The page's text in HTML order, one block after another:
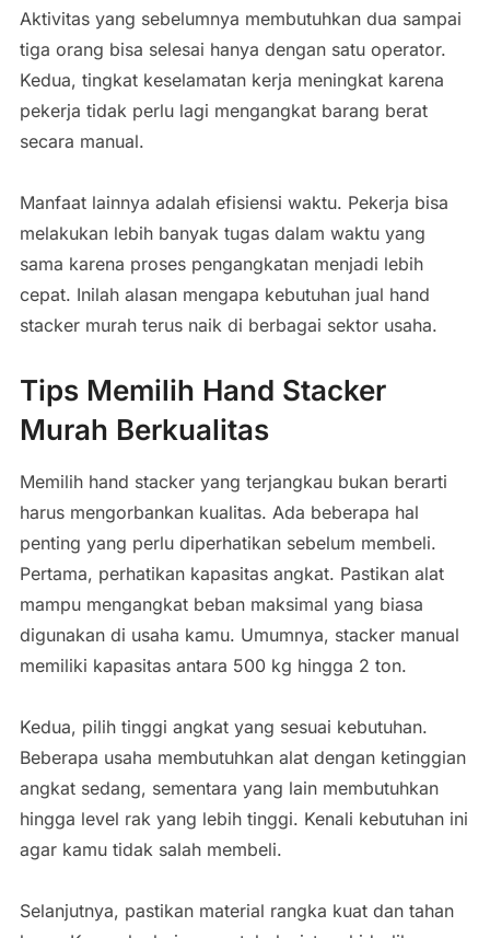
Aktivitas yang sebelumnya membutuhkan dua sampai
tiga orang bisa selesai hanya dengan satu operator.
Kedua, tingkat keselamatan kerja meningkat karena
pekerja tidak perlu lagi mengangkat barang berat
secara manual.
Manfaat lainnya adalah efisiensi waktu. Pekerja bisa
melakukan lebih banyak tugas dalam waktu yang
sama karena proses pengangkatan menjadi lebih
cepat. Inilah alasan mengapa kebutuhan jual hand
stacker murah terus naik di berbagai sektor usaha.
Tips Memilih Hand Stacker
Murah Berkualitas
Memilih hand stacker yang terjangkau bukan berarti
harus mengorbankan kualitas. Ada beberapa hal
penting yang perlu diperhatikan sebelum membeli.
Pertama, perhatikan kapasitas angkat. Pastikan alat
mampu mengangkat beban maksimal yang biasa
digunakan di usaha kamu. Umumnya, stacker manual
memiliki kapasitas antara 500 kg hingga 2 ton.
Kedua, pilih tinggi angkat yang sesuai kebutuhan.
Beberapa usaha membutuhkan alat dengan ketinggian
angkat sedang, sementara yang lain membutuhkan
hingga level rak yang lebih tinggi. Kenali kebutuhan ini
agar kamu tidak salah membeli.
Selanjutnya, pastikan material rangka kuat dan tahan